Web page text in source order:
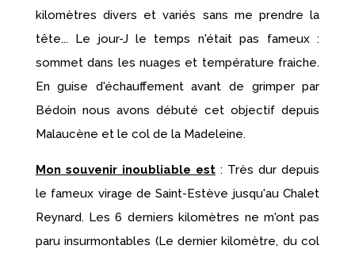
kilomètres divers et variés sans me prendre la
tête... Le jour-J le temps n'était pas fameux :
sommet dans les nuages et température fraiche.
En guise d'échauffement avant de grimper par
Bédoin nous avons débuté cet objectif depuis
Malaucène et le col de la Madeleine.
Mon souvenir inoubliable est: Très dur depuis
le fameux virage de Saint-Estève jusqu'au Chalet
Reynard. Les 6 derniers kilomètres ne m'ont pas
paru insurmontables (Le dernier kilomètre, du col